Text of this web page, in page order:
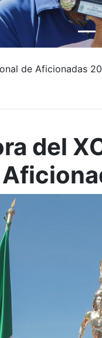
de Aficionadas
del